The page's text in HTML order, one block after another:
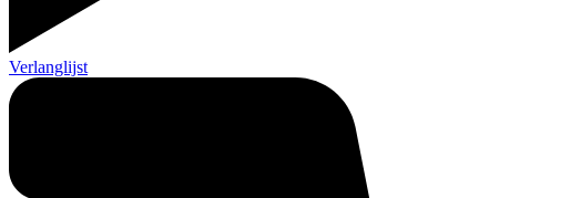
Verlanglijst